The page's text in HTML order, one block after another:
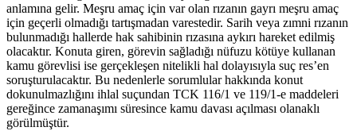
anlamına gelir. Meşru amaç için var olan rızanın gayrı meşru amaç
için geçerli olmadığı tartışmadan varestedir. Sarih veya zımni rızanın
bulunmadığı hallerde hak sahibinin rızasına aykırı hareket edilmiş
olacaktır. Konuta giren, görevin sağladığı nüfuzu kötüye kullanan
kamu görevlisi ise gerçekleşen nitelikli hal dolayısıyla suç res’en
soruşturulacaktır. Bu nedenlerle sorumlular hakkında konut
dokunulmazlığını ihlal suçundan TCK 116/1 ve 119/1-e maddeleri
gereğince zamanaşımı süresince kamu davası açılması olanaklı
görülmüştür.